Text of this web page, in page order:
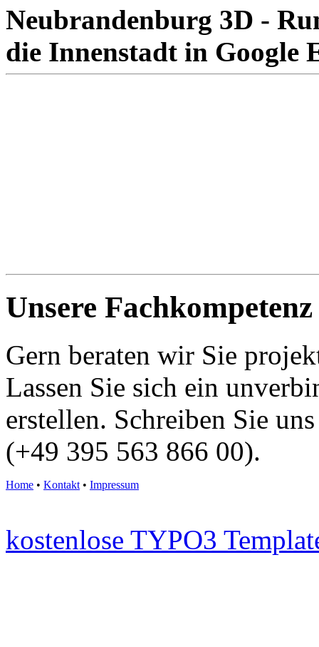
Neubrandenburg 3D -
die Innenstadt in Google
Unsere
Gern beraten wir Sie
Lassen Sie sich ein
erstellen. Schreiben Sie
(+49 395 563 866 00).
Home • Kontakt • Impressum
kostenlose TYPO3